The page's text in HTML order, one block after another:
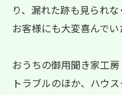
り、漏れた跡も見られ
お客様にも大変喜んでい
おうちの御用聞き家工
トラブルのほか、ハウ